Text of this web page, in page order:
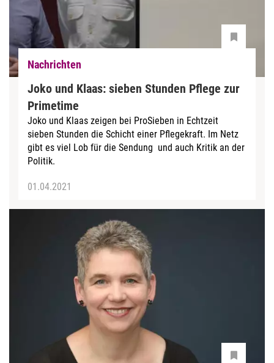
Nachrichten
Joko und Klaas: sieben Stunden Pflege zur
Primetime
Joko und Klaas zeigen bei ProSieben in Echtzeit
sieben Stunden die Schicht einer Pflegekraft. Im Netz
gibt es viel Lob für die Sendung und auch Kritik an der
Politik.
01.04.2021